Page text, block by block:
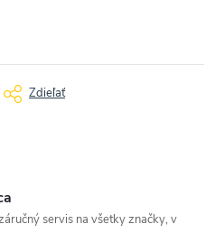
Zdieľať
servis na všetky značky, v